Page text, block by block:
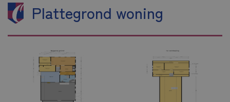
Plattegrond woning